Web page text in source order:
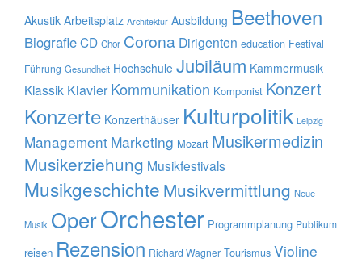
Akustik Arbeitsplatz Architektur Ausbildung Beethoven
BiografieCD Chor Corona Dirigenten education Festival
Führung Gesundheit Hochschule Jubiläum Kammermusik
Klassik Klavier Kommunikation Komponist Konzert
Konzerte Konzerthäuser Kulturpolitik Leipzig
Management Marketing Mozart Musikermedizin
Musikerziehung Musikfestivals
Musikgeschichte Musikvermittlung Neue
Musik OperOrchester Programmplanung Publikum
reisen Rezension Richard Wagner Tourismus Violine